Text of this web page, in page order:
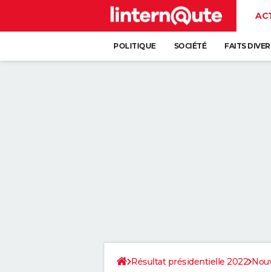
POLITIQUE SOCIÉTÉ FAITS
Résultat présidentielle 2022